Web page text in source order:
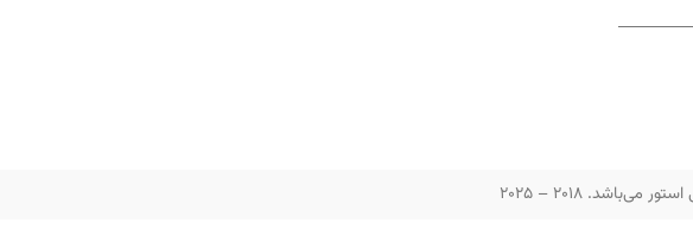
2018 – 2025